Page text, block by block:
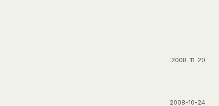
2008-11-20
2008-10-24